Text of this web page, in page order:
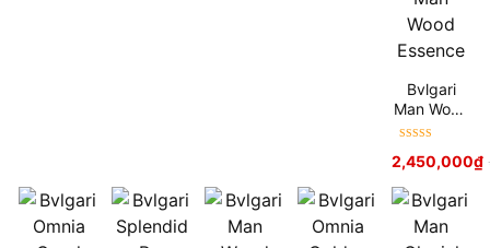
Bvlgari
Man Wood
Essence
hạng5sao
2,450,000₫